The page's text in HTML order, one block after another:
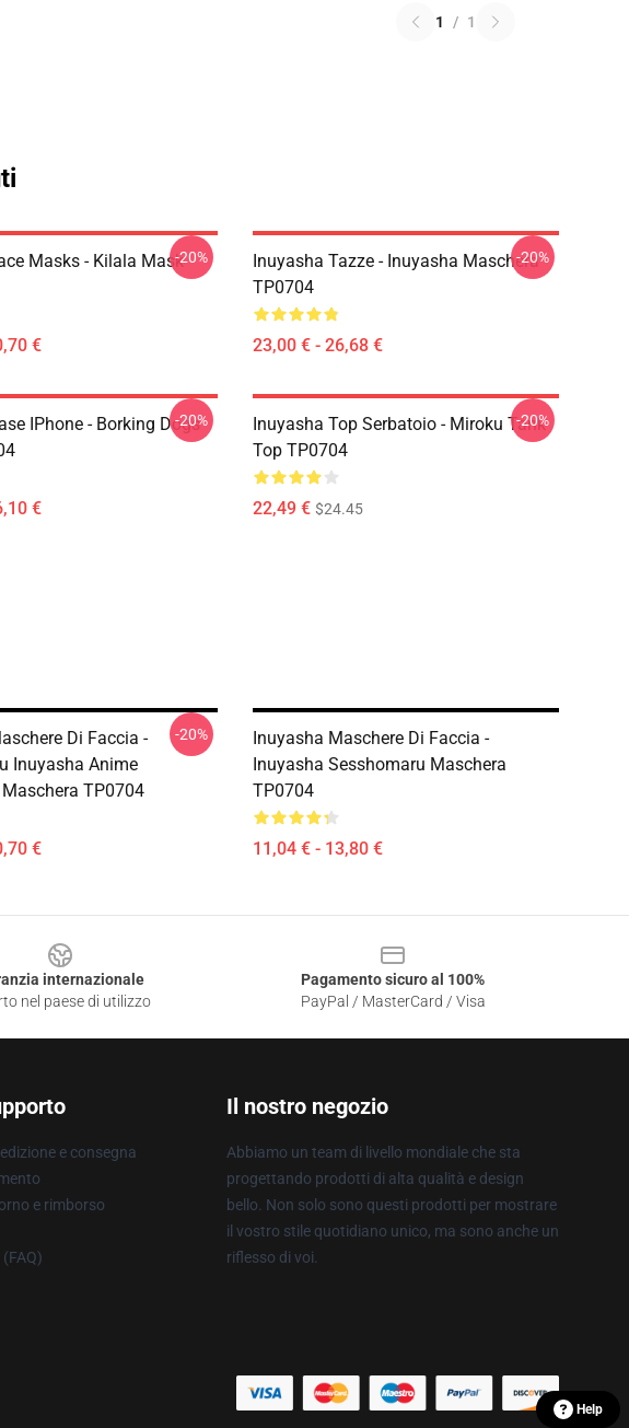
1 / 1
Masks - Kilala Mask
€
-20%
Inuyasha Tazze - Inuyasha Maschera
TP0704
23,00 € - 26,68 €
-20%
IPhone - Borking Dogs
€
-20%
Inuyasha Top Serbatoio - Miroku Tank
Top TP0704
22,49 € $24.45
-20%
Di Faccia -
Inuyasha Anime
TP0704
€
-20%
Inuyasha Maschere Di Faccia -
Inuyasha Sesshomaru Maschera
TP0704
11,04 € - 13,80 €
internazionale
nel paese di utilizzo
Pagamento sicuro al 100%
PayPal / MasterCard / Visa
e consegna
e rimborso
Il nostro negozio
Abbiamo un team di livello mondiale che sta
progettando prodotti di alta qualità e design
bello. Non solo sono questi prodotti per mostrare
il vostro stile quotidiano unico, ma sono anche un
riflesso di voi.
Help